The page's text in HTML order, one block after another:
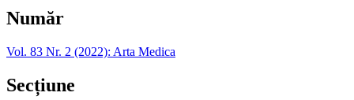
Număr
Vol. 83 Nr. 2 (2022): Arta Medica
Secțiune